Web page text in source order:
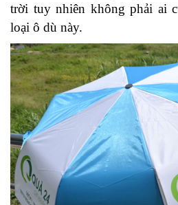
trời tuy nhiên không phải ai
loại ô dù này.